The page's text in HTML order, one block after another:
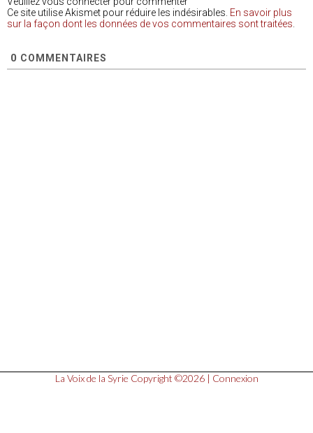
Ce site utilise Akismet pour réduire les indésirables. En savoir plus
sur la façon dont les données de vos commentaires sont traitées
0 COMMENTAIRES
La Voix de la Syrie Copyright ©2026 | Connexion